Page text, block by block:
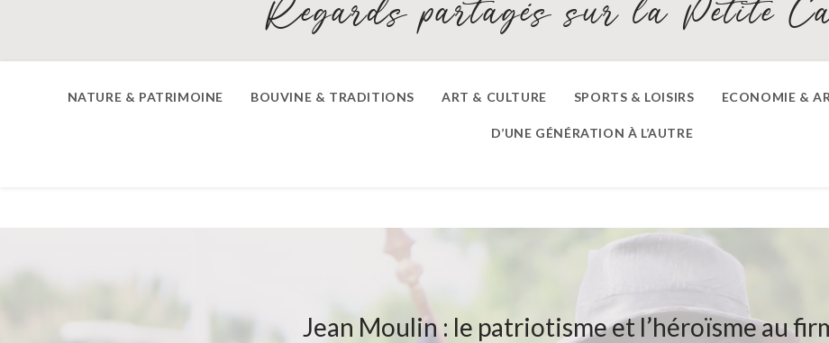
Regards partagés sur la Petite
NATURE & PATRIMOINE BOUVINE & TRADITIONS ART & CULTURE SPORTS & LOISIRS ECONOMIE &
D’UNE GÉNÉRATION À L’AUTRE
Jean Moulin : le patriotisme et l’héroïsme au